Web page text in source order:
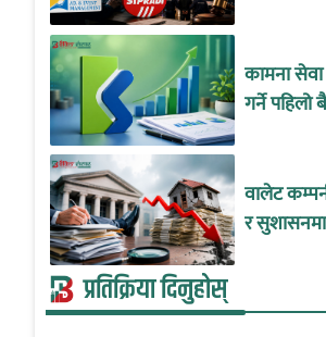
कामना
गर्ने पहिलो
वालेट
प्रतिक्रिया दिनुहोस्